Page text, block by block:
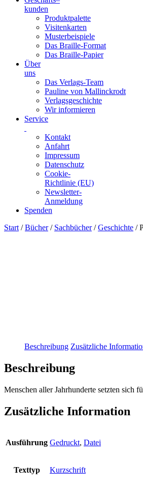
kunden
Produktpalette
Visitenkarten
Musterbeispiele
Das Braille-Format
Das Braille-Papier
Über
uns
Das Verlags-Team
Pauline von Mallinckrodt
Verlagsgeschichte
Wir informieren
Service
Kontakt
Anfahrt
Impressum
Datenschutz
Cookie-
Richtlinie (EU)
Newsletter-
Anmeldung
Spenden
Skip
Start /Bücher/ Sachbücher/Geschichte /
Beschreibung Zusätzliche
Beschreibung
Menschen aller Jahrhunderte setzten sich
Zusätzliche Information
Ausführung Gedruckt, Datei
Texttyp Kurzschrift